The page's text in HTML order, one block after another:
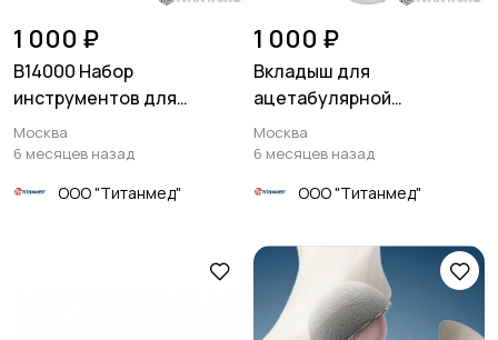
1 000 ₽
B14000 Набор
инструментов для
установки цементной
ножки OPTIMА-R
Москва
6 месяцев назад
ООО "Титанмед"
1 000 ₽
Вкладыш для
ацетабулярной
бесцементной чаши
Lotus™
Москва
6 месяцев назад
ООО "Титанмед"